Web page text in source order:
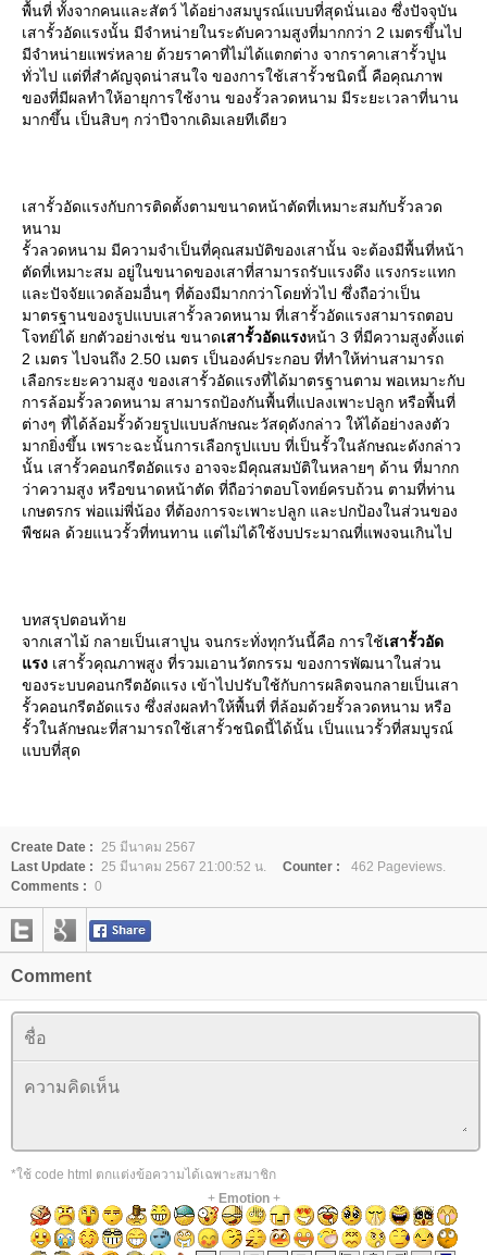
พื้นที่ ทั้งจากคนและสัตว์ ได้อย่างสมบูรณ์แบบที่สุดนั่นเอง ซึ่งปัจจุบัน
เสารั้วอัดแรงนั้น มีจำหน่ายในระดับความสูงที่มากกว่า 2 เมตรขึ้นไป
มีจำหน่ายแพร่หลาย ด้วยราคาที่ไม่ได้แตกต่าง จากราคาเสารั้วปูน
ทั่วไป แต่ที่สำคัญจุดน่าสนใจ ของการใช้เสารั้วชนิดนี้ คือคุณภาพ
ของที่มีผลทำให้อายุการใช้งาน ของรั้วลวดหนาม มีระยะเวลาที่นาน
มากขึ้น เป็นสิบๆ กว่าปีจากเดิมเลยทีเดียว
เสารั้วอัดแรงกับการติดตั้งตามขนาดหน้าตัดที่เหมาะสมกับรั้วลวด
หนาม
รั้วลวดหนาม มีความจำเป็นที่คุณสมบัติของเสานั้น จะต้องมีพื้นที่หน้า
ตัดที่เหมาะสม อยู่ในขนาดของเสาที่สามารถรับแรงดึง แรงกระแทก
และปัจจัยแวดล้อมอื่นๆ ที่ต้องมีมากกว่าโดยทั่วไป ซึ่งถือว่าเป็น
มาตรฐานของรูปแบบเสารั้วลวดหนาม ที่เสารั้วอัดแรงสามารถตอบ
โจทย์ได้ ยกตัวอย่างเช่น ขนาดเสารั้วอัดแรงหน้า 3 ที่มีความสูงตั้งแต่
2 เมตร ไปจนถึง 2.50 เมตร เป็นองค์ประกอบ ที่ทำให้ท่านสามารถ
เลือกระยะความสูง ของเสารั้วอัดแรงที่ได้มาตรฐานตาม พอเหมาะกับ
การล้อมรั้วลวดหนาม สามารถป้องกันพื้นที่แปลงเพาะปลูก หรือพื้นที่
ต่างๆ ที่ได้ล้อมรั้วด้วยรูปแบบลักษณะวัสดุดังกล่าว ให้ได้อย่างลงตัว
มากยิ่งขึ้น เพราะฉะนั้นการเลือกรูปแบบ ที่เป็นรั้วในลักษณะดังกล่าว
นั้น เสารั้วคอนกรีตอัดแรง อาจจะมีคุณสมบัติในหลายๆ ด้าน ที่มากก
ว่าความสูง หรือขนาดหน้าตัด ที่ถือว่าตอบโจทย์ครบถ้วน ตามที่ท่าน
เกษตรกร พ่อแม่พี่น้อง ที่ต้องการจะเพาะปลูก และปกป้องในส่วนของ
พืชผล ด้วยแนวรั้วที่ทนทาน แต่ไม่ได้ใช้งบประมาณที่แพงจนเกินไป
บทสรุปตอนท้าย
จากเสาไม้ กลายเป็นเสาปูน จนกระทั่งทุกวันนี้คือ การใช้เสารั้วอัด
แรง เสารั้วคุณภาพสูง ที่รวมเอานวัตกรรม ของการพัฒนาในส่วน
ของระบบคอนกรีตอัดแรง เข้าไปปรับใช้กับการผลิตจนกลายเป็นเสา
รั้วคอนกรีตอัดแรง ซึ่งส่งผลทำให้พื้นที่ ที่ล้อมด้วยรั้วลวดหนาม หรือ
รั้วในลักษณะที่สามารถใช้เสารั้วชนิดนี้ได้นั้น เป็นแนวรั้วที่สมบูรณ์
แบบที่สุด
Create Date : 25 มีนาคม 2567
Last Update : 25 มีนาคม 2567 21:00:52 น. Counter :
462 Pageviews.
Comments : 0
Comment
*ใช้ code html ตกแต่งข้อความได้เฉพาะสมาชิก
+ Emotion+